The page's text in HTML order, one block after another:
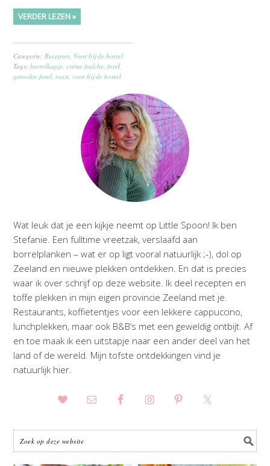
VERDER LEZEN »
Categorie:Recepten, Voor bij de borrel
Tags:borrelhapje,crème fraîche,forel,
gerookte forel,toast, voor bij de borrel
Wat leuk dat je een kijkje neemt op Little Spoon! Ik ben
Stefanie. Een fulltime vreetzak, verslaafd aan
borrelplanken – wat er op ligt vooral natuurlijk ;-), dol op
Zeeland en nieuwe plekken ontdekken. En dat is precies
waar ik over schrijf op deze website. Ik deel recepten en
toffe plekken in mijn eigen provincie Zeeland met je.
Restaurants, koffietentjes voor een lekkere cappuccino,
lunchplekken, maar ook B&B’s met een geweldig ontbijt. Af
en toe maak ik een uitstapje naar een ander deel van het
land of de wereld. Mijn tofste ontdekkingen vind je
natuurlijk hier.